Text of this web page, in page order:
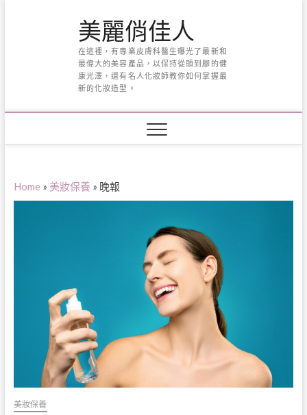
美麗俏佳人
在這裡，有專業皮膚科醫生曝光了最新和
最偉大的美容產品，以保持從頭到腳的健
康光澤，還有名人化妝師教你如何掌握最
新的化妝造型。
Home » 美妝保養 » 晚報
美妝保養